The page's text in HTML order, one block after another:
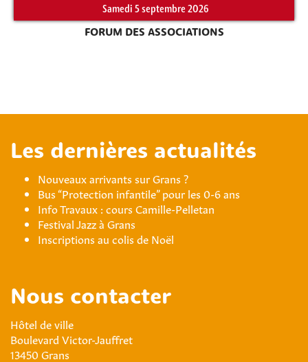
Samedi 5 septembre 2026
FORUM DES ASSOCIATIONS
Les dernières actualités
Nouveaux arrivants sur Grans ?
Bus “Protection infantile” pour les 0-6 ans
Info Travaux : cours Camille-Pelletan
Festival Jazz à Grans
Inscriptions au colis de Noël
Nous contacter
Hôtel de ville
Boulevard Victor-Jauffret
13450 Grans